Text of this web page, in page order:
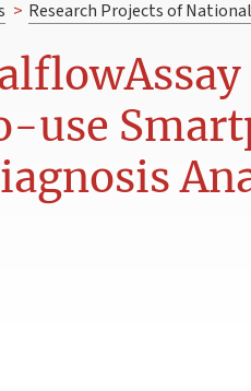
> Research Projects of
use